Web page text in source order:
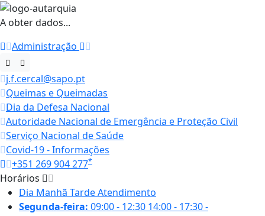
A obter dados...
Administração
j.f.cercal@sapo.pt
Queimas e Queimadas
Dia da Defesa Nacional
Autoridade Nacional de Emergência e Proteção Civil
Serviço Nacional de Saúde
Covid-19 - Informações
+351 269 904 277*
Horários
Dia Manhã TardeAtendimento
Segunda-feira: 09:00 - 12:30 14:00 - 17:30-